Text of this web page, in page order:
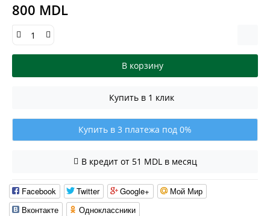
800 MDL
В корзину
Купить в 1 клик
Купить в 3 платежа под 0%
В кредит от 51 MDL в месяц
Facebook Twitter Google+
Мой Мир
Вконтакте
Одноклассники